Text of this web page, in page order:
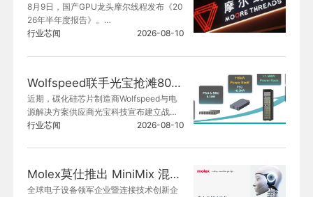
8月9日，国产GPU龙头摩尔线程发布《20
26年半年度报告》。
营收17.36亿元，同比大幅增长147.42%，
元，同比增长103.78%；盈利能力显著改
善，归母净利润、归母扣非净利润分别较
行业芯闻 2026-08-10
Wolfspeed联手光宝抢滩800V数据中心
近期，碳化硅芯片制造商Wolfspeed与电
源解决方案供应商光宝科技宣布建立战略
合作关系。根据双方协议，Wolfspeed的
0V DC sidecar及机架电源供应单元等平
行业芯闻 2026-08-10
Molex莫仕推出 MiniMix 混合电源和信号连接器 加速类人机器人量产规模扩展
全球电子设备领军企业暨连接技术创新企